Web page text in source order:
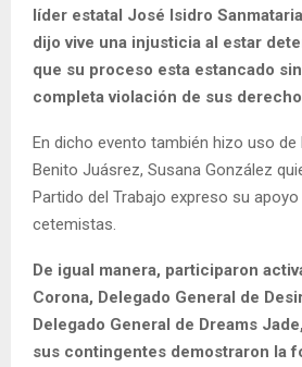
líder estatal José Isidro
dijo vive una injusticia al estar
que su proceso esta estancado
completa violación de sus
En dicho evento también hizo uso de
Benito Juásrez, Susana González
Partido del Trabajo expreso su
cetemistas.
De igual manera, participaron
Corona, Delegado General de
Delegado General de Dreams
sus contingentes demostraron la